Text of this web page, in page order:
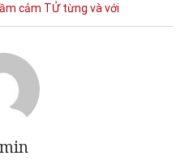
cảm TỬ từng và với